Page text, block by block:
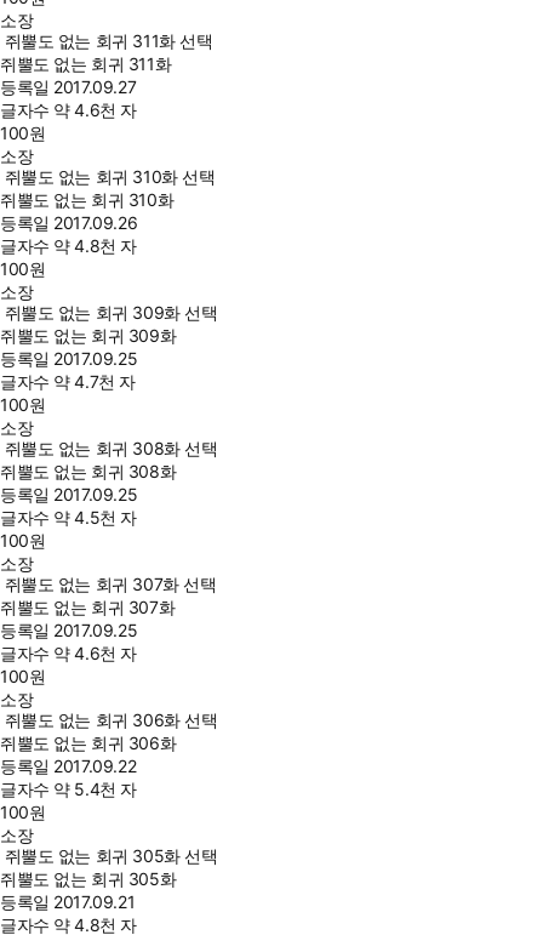
소장
쥐뿔도 없는 회귀 311화 선택
쥐뿔도 없는 회귀 311화
등록일 2017.09.27
글자수 약 4.6천 자
100원
소장
쥐뿔도 없는 회귀 310화 선택
쥐뿔도 없는 회귀 310화
등록일 2017.09.26
글자수 약 4.8천 자
100원
소장
쥐뿔도 없는 회귀 309화 선택
쥐뿔도 없는 회귀 309화
등록일 2017.09.25
글자수 약 4.7천 자
100원
소장
쥐뿔도 없는 회귀 308화 선택
쥐뿔도 없는 회귀 308화
등록일 2017.09.25
글자수 약 4.5천 자
100원
소장
쥐뿔도 없는 회귀 307화 선택
쥐뿔도 없는 회귀 307화
등록일 2017.09.25
글자수 약 4.6천 자
100원
소장
쥐뿔도 없는 회귀 306화 선택
쥐뿔도 없는 회귀 306화
등록일 2017.09.22
글자수 약 5.4천 자
100원
소장
쥐뿔도 없는 회귀 305화 선택
쥐뿔도 없는 회귀 305화
등록일 2017.09.21
글자수 약 4.8천 자